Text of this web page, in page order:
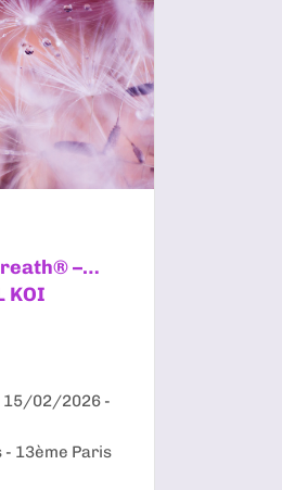
–
KOI
15/02/2026 -
13ème Paris